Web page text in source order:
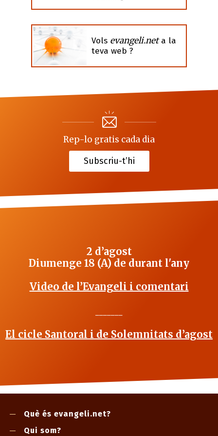
Vols evangeli.neta la
teva web ?
Rep-lo gratis cada dia
Subscriu-t’hi
2 d’agost
Diumenge 18 (A) de durant l'any
Video de l’Evangeli i comentari
El cicle Santoral i de Solemnitats d’agost
Què és evangeli.net?
Qui som?